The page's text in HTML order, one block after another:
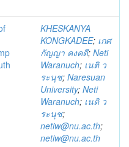
KHESKANYA
KONGKADEE; เกศ
กัญญา คงคดี; Neti
Waranuch; เนติ ว
ระนุช; Naresuan
University; Neti
Waranuch; เนติ ว
ระนุช;
netiw@nu.ac.th;
netiw@nu.ac.th